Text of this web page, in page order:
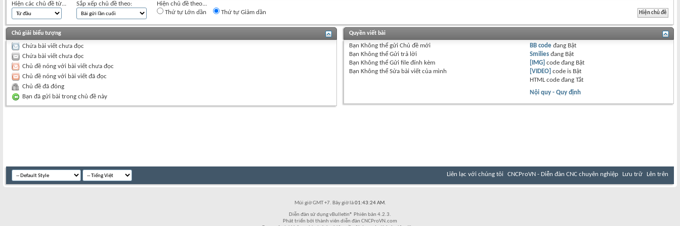
Hiện các chủ đề từ... Sắp xếp chủ đề theo:
Hiện chủ đề theo...
Thứ tự Lớn dần
Thứ tự Giảm dần
Chú giải biểu tượng
Chứa bài viết chưa đọc
Chứa bài viết chưa đọc
Chủ đề nóng với bài viết chưa đọc
Chủ đề nóng với bài viết đã đọc
Chủ đề đã đóng
Bạn đã gửi bài trong chủ đề này
Quyền viết bài
Bạn Không thểgửi Chủ đề mới
Bạn Không thểGửi trả lời
Bạn Không thểGửi file đính kèm
Bạn Không thểSửa bài viết của mình
BB code đang Bật
Smilies đang Bật
[IMG] code đang Bật
[VIDEO] code is Bật
HTML code đangTắt
Nội quy - Quy định
Liên lạc với chúng tôi CNCProVN - Diễn đàn CNC chuyên nghiệp Lưu trữ Lên trên
Múi giờ GMT +7. Bây giờ là01:43:24 AM.
Diễn đàn sử dụng vBulletin® Phiên bản 4.2.3.
Phát triển bởi thành viên diễn đàn CNCProVN.com